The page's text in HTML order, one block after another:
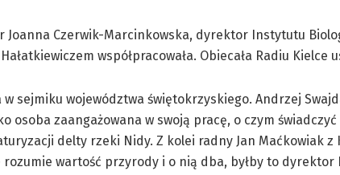
Czerwik-Marcinkowska, dyrektor Instytutu
współpracowała. Obiecała Radiu Kielce
sejmiku województwa świętokrzyskiego. Andrzej
osoba zaangażowana w swoją pracę, o czym
delty rzeki Nidy. Z kolei radny Jan Maćkowiak z
wartość przyrody i o nią dba, byłby to dyrektor